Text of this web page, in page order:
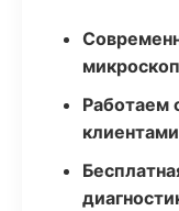
Работаем
клиентами